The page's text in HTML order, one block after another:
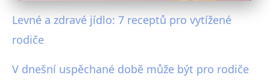
7 Rychlých a Zdravých Receptů
pro Rodiny na Rozpočtu
Levné a zdravé jídlo: 7 receptů pro vytížené
rodiče
V dnešní uspěchané době může být pro rodiče